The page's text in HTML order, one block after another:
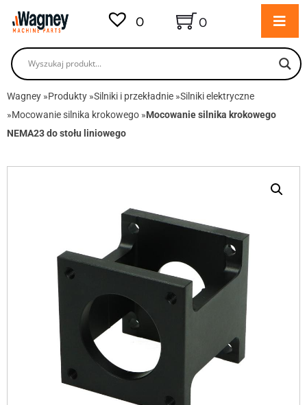
0 0
Wagney »Produkty »Silniki i przekładnie »Silniki elektryczne
»Mocowanie silnika krokowego »Mocowanie silnika krokowego
NEMA23 do stołu liniowego